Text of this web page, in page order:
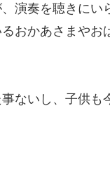
演奏を聴きに
おかあさまやお
ないし、子供も